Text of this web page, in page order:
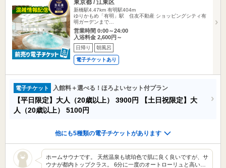
東京都 / 江東区
新橋駅4.47km 有明駅404m
ゆりかもめ「有明」駅 住友不動産 ショッピングシティ有
明ガーデンまで…
営業時間 0:00～24:00
入浴料金 2,600円～
日帰り 朝風呂
電子チケットあり
電子チケット 入館料＋選べる！ほろよいセット付プラン
【平日限定】大人（20歳以上） 3900円
【土日祝限定】大
人（20歳以上） 5100円
他にも5種類の電子チケットがあります
ホームサウナです。 天然温泉も琥珀色で肌に良く良いですが、サ
ウナが都内トップクラス。 6分に一度のオートローリュと高い…